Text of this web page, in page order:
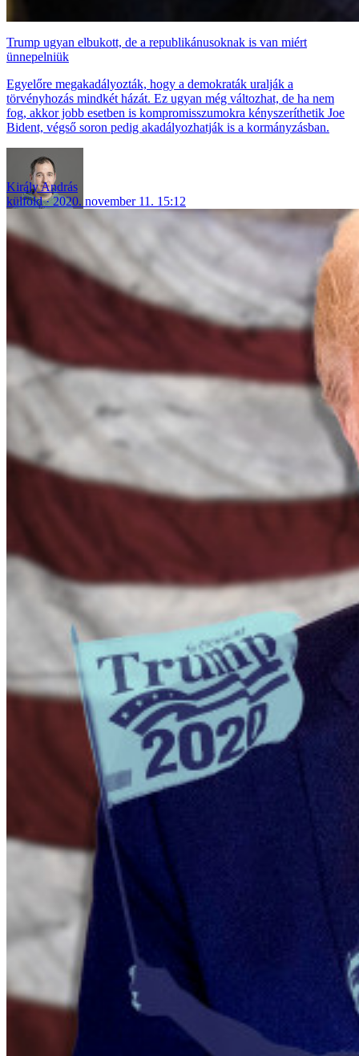
Trump ugyan elbukott, de a republikánusoknak is van miért
ünnepelniük
Egyelőre megakadályozták, hogy a demokraták uralják a
törvényhozás mindkét házát. Ez ugyan még változhat, de ha nem
fog, akkor jobb esetben is kompromisszumokra kényszeríthetik Joe
Bident, végső soron pedig akadályozhatják is a kormányzásban.
Király András
külföld
2020. november 11. 15:12